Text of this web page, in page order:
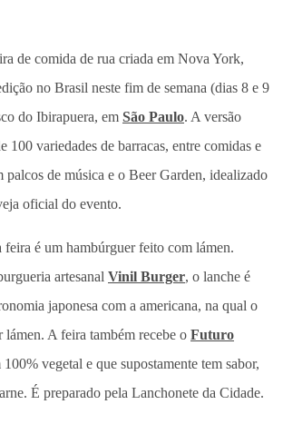
de comida de rua criada em Nova York,
no Brasil neste fim de semana (dias 8 e 9
do Ibirapuera, em São Paulo. A versão
100 variedades de barracas, entre comidas e
palcos de música e o Beer Garden, idealizado
oficial do evento.
feira é um hambúrguer feito com lámen.
artesanal Vinil Burger, o lanche é
japonesa com a americana, na qual o
lámen. A feira também recebe o Futuro
vegetal e que supostamente tem sabor,
É preparado pela Lanchonete da Cidade.